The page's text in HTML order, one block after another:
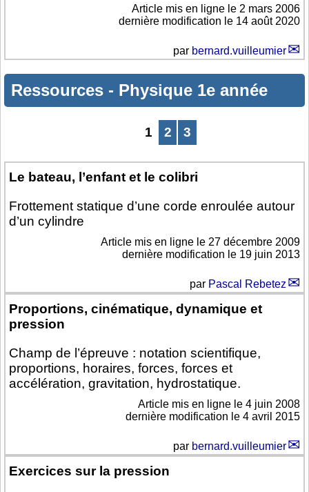
Article mis en ligne le 2 mars 2006
dernière modification le 14 août 2020
par bernard.vuilleumier
Ressources - Physique 1e année
1 2 3
Le bateau, l’enfant et le colibri
Frottement statique d’une corde enroulée autour
d’un cylindre
Article mis en ligne le 27 décembre 2009
dernière modification le 19 juin 2013
par Pascal Rebetez
Proportions, cinématique, dynamique et
pression
Champ de l’épreuve : notation scientifique,
proportions, horaires, forces, forces et
accélération, gravitation, hydrostatique.
Article mis en ligne le 4 juin 2008
dernière modification le 4 avril 2015
par bernard.vuilleumier
Exercices sur la pression